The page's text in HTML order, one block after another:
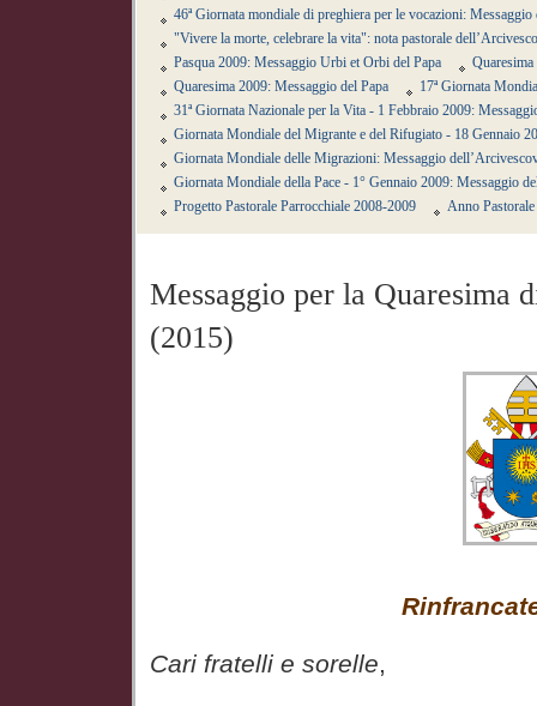
46ª Giornata mondiale di preghiera per le vocazioni: Messaggio
"Vivere la morte, celebrare la vita": nota pastorale
Pasqua 2009: Messaggio Urbi et Orbi del Papa
Quaresima 2009: Messaggio del Papa
17ª Giornata
31ª Giornata Nazionale per la Vita - 1 Febbraio 2009:
Giornata Mondiale del Migrante e del Rifugiato - 18 Gennaio
Giornata Mondiale delle Migrazioni: Messaggio
Giornata Mondiale della Pace - 1° Gennaio 2009: Messaggio
Progetto Pastorale Parrocchiale 2008-2009
Anno
Messaggio per la Quaresima
(2015)
Rinfrancate i
Cari fratelli e sorelle,